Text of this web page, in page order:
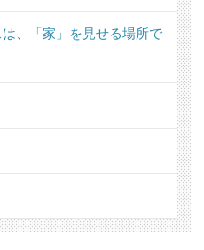
、「家」を見せる場所で